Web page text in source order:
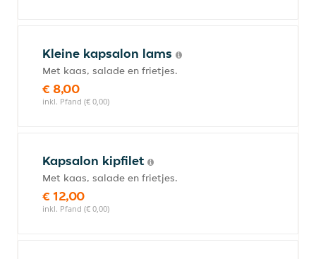
Kleine kapsalon lams
Met kaas, salade en frietjes.
€ 8,00
inkl. Pfand (€ 0,00)
Kapsalon kipfilet
Met kaas, salade en frietjes.
€ 12,00
inkl. Pfand (€ 0,00)